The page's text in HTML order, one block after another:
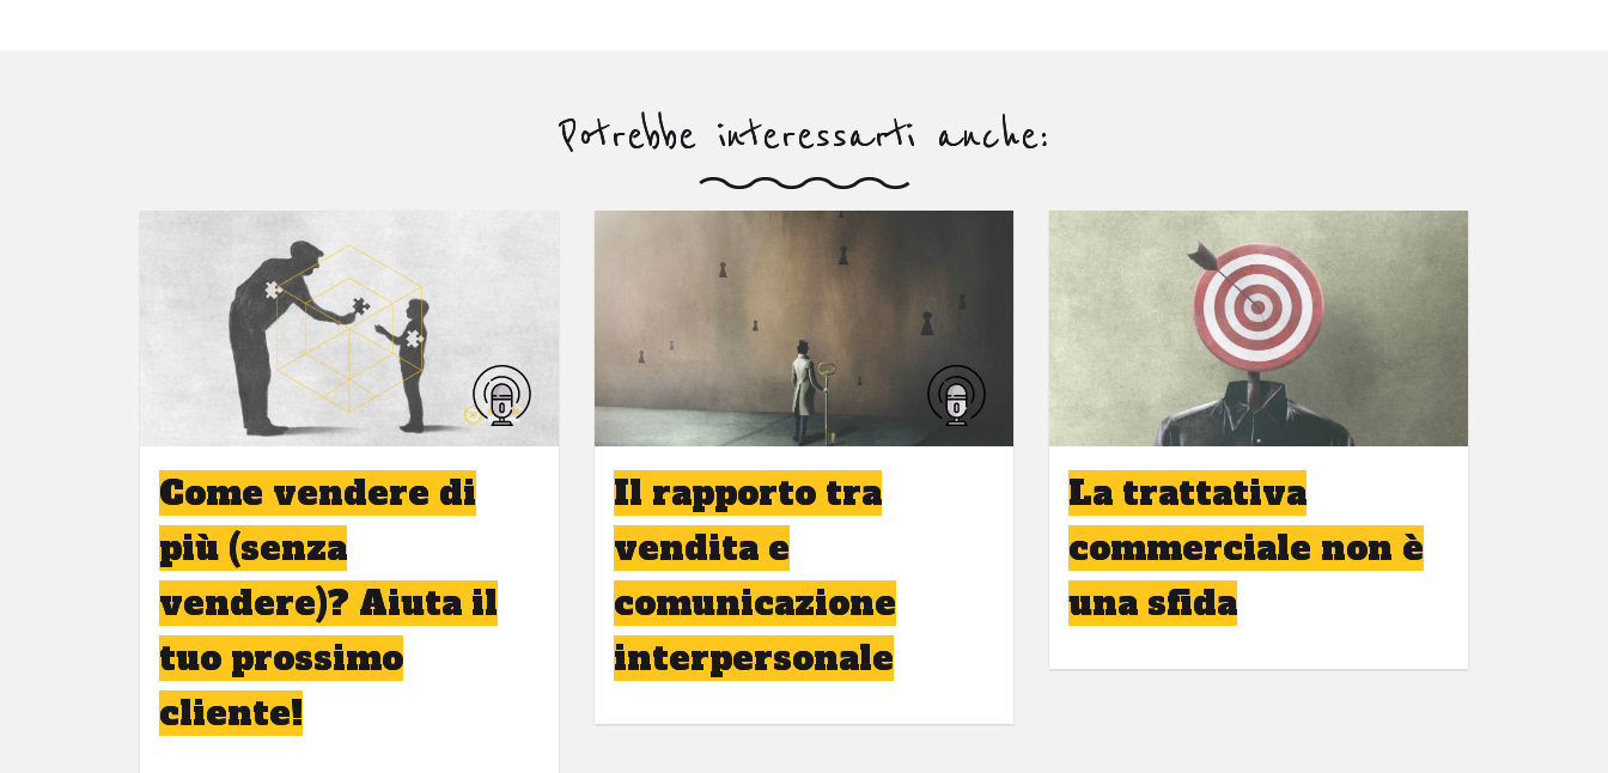
Potrebbe interessarti anche:
Come vendere di
più (senza
vendere)? Aiuta il
tuo prossimo
cliente!
Il rapporto tra
vendita e
comunicazione
interpersonale
La trattativa
commerciale non è
una sfida